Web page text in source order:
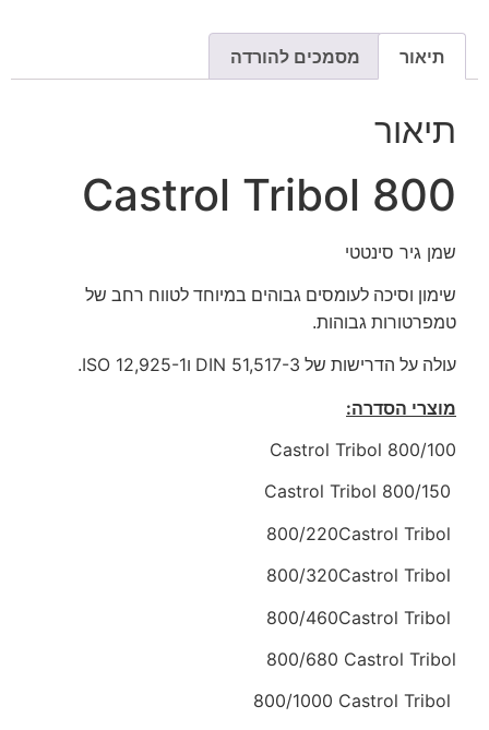
תיאור מסמכים להורדה
תיאור
Castrol Tribol 800
שמן גיר סינטטי
שימון וסיכה לעומסים גבוהים במיוחד לטווח רחב של
טמפרטורות גבוהות.
עולה על הדרישות של DIN 51,517-3 וISO 12,925-1
.
מוצרי הסדרה:
Castrol Tribol 800/100
Castrol Tribol 800/150
Castrol Tribol
800/220
Castrol Tribol
800/320
Castrol Tribol
800/460
Castrol Tribol
800/680
Castrol Tribol
800/1000